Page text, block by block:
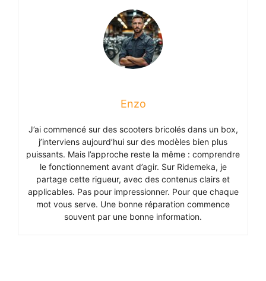
Enzo
J’ai commencé sur des scooters bricolés dans un box,
j’interviens aujourd’hui sur des modèles bien plus
puissants. Mais l’approche reste la même : comprendre
le fonctionnement avant d’agir. Sur Ridemeka, je
partage cette rigueur, avec des contenus clairs et
applicables. Pas pour impressionner. Pour que chaque
mot vous serve. Une bonne réparation commence
souvent par une bonne information.